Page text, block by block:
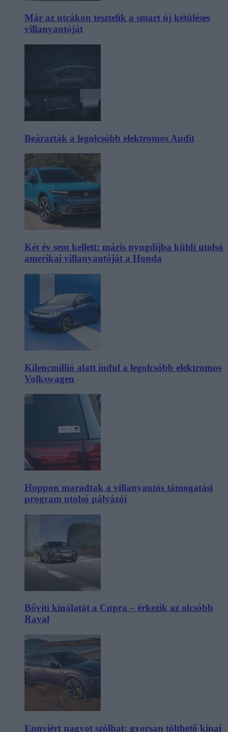
Már az utcákon tesztelik a smart új kétüléses
villanyautóját
Beárazták a legolcsóbb elektromos Audit
Két év sem kellett: máris nyugdíjba küldi utolsó
amerikai villanyautóját a Honda
Kilencmillió alatt indul a legolcsóbb elektromos
Volkswagen
Hoppon maradtak a villanyautós támogatási
program utolsó pályázói
Bővíti kínálatát a Cupra – érkezik az olcsóbb
Raval
Ennyiért nagyot szólhat: gyorsan tölthető kínai